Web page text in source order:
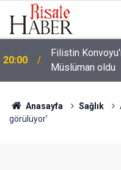
20:00
Filistin
Müslüman oldu
Anasayfa Sağlık
görülüyor'